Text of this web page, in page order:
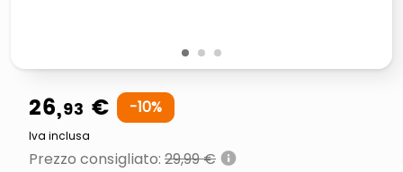
1 2 3
26,93 € -10%
Iva inclusa
Prezzo consigliato: 29,99 €